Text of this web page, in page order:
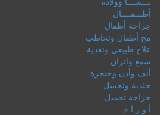
أطـــفــــال
جراحة أطفال
مخ أطفال وتخاطب
علاج طبيعى وتغذية
سمع واتزان
أنف وأذن وحنجرة
جلدية وتجميل
جراحة تجميل
أ و ر ا م